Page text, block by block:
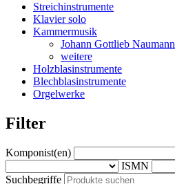
Streichinstrumente
Klavier solo
Kammermusik
Johann Gottlieb Naumann
weitere
Holzblasinstrumente
Blechblasinstrumente
Orgelwerke
Filter
Komponist(en)
ISMN
Suchbegriffe